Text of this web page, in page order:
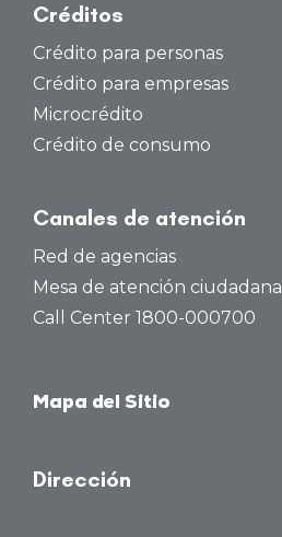
Créditos
Crédito para personas
Crédito para empresas
Microcrédito
Crédito de consumo
Canales de atención
Red de agencias
Mesa de atención ciudadana
Call Center 1800-000700
Mapa del Sitio
Dirección